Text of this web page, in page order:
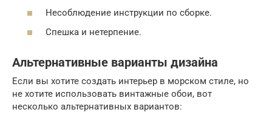
Несоблюдение инструкции по сборке.
Спешка и нетерпение.
Альтернативные варианты дизайна
Если вы хотите создать интерьер в морском стиле, но
не хотите использовать винтажные обои, вот
несколько альтернативных вариантов: